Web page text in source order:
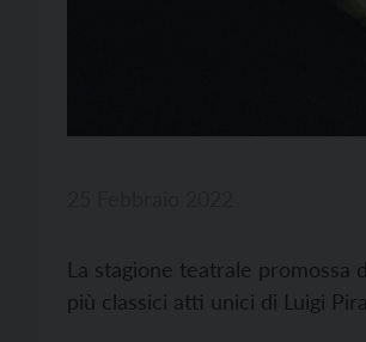
La stagione teatrale promossa
più classici atti unici di Luigi